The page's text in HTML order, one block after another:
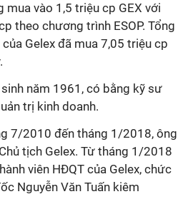
vào 1,5 triệu cp GEX với
theo chương trình ESOP. Tổng
Gelex đã mua 7,05 triệu cp
năm 1961, có bằng kỹ sư
trị kinh doanh.
7/2010 đến tháng 1/2018, ông
tịch Gelex. Từ tháng 1/2018
viên HĐQT của Gelex, chức
Nguyễn Văn Tuấn kiêm